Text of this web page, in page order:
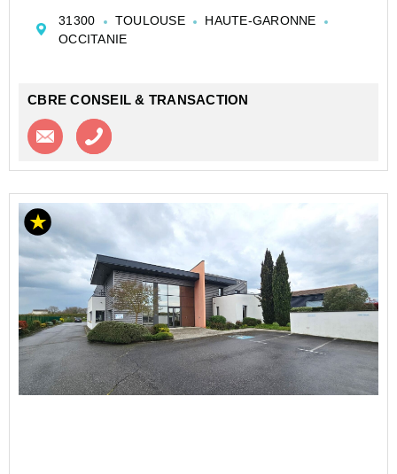
Sur un site clos et fermé par portail coulissant (accès
par digicode).
31300 TOULOUSE
HAUTE-GARONNE
OCCITANIE
CBRE CONSEIL & TRANSACTION
Contacter l'agence